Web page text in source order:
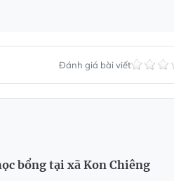
Đánh giá bài viết
bổng tại xã Kon Chiêng